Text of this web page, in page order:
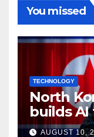
You missed
TECHNOLOGY
North
builds
AUGUST 10,